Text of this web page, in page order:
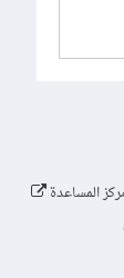
المساعدة